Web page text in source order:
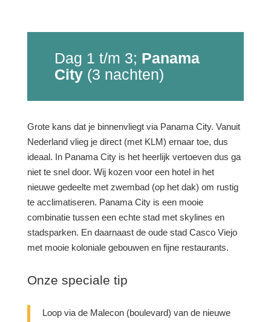
Dag 1 t/m 3; Panama
City (3 nachten)
Grote kans dat je binnenvliegt via Panama City. Vanuit
Nederland vlieg je direct (met KLM) ernaar toe, dus
ideaal. In Panama City is het heerlijk vertoeven dus ga
niet te snel door. Wij kozen voor een hotel in het
nieuwe gedeelte met zwembad (op het dak) om rustig
te acclimatiseren. Panama City is een mooie
combinatie tussen een echte stad met skylines en
stadsparken. En daarnaast de oude stad Casco Viejo
met mooie koloniale gebouwen en fijne restaurants.
Onze speciale tip
Loop via de Malecon (boulevard) van de nieuwe